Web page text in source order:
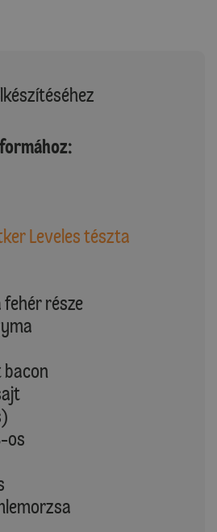
Leveles tészta
része
os